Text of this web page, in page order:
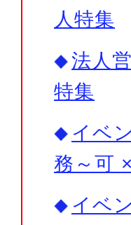
人特集
法人
特集
イベ
務～可
イベ